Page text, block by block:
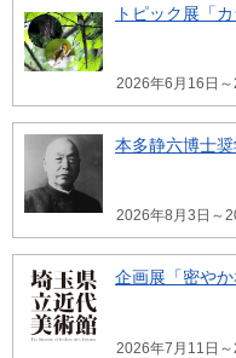
トピック展「
2026年6月16日
本多静六博士
2026年8月3日～
企画展「密や
2026年7月11日